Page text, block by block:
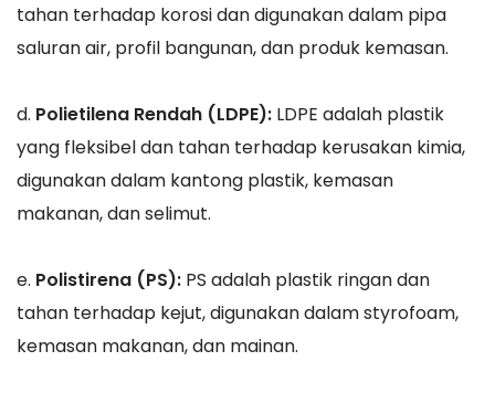
tahan terhadap korosi dan digunakan dalam pipa
saluran air, profil bangunan, dan produk kemasan.
d. Polietilena Rendah (LDPE): LDPE adalah plastik
yang fleksibel dan tahan terhadap kerusakan kimia,
digunakan dalam kantong plastik, kemasan
makanan, dan selimut.
e. Polistirena (PS): PS adalah plastik ringan dan
tahan terhadap kejut, digunakan dalam styrofoam,
kemasan makanan, dan mainan.